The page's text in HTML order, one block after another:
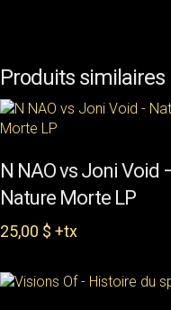
Produits similaires
N NAO vs Joni Void
Nature Morte LP
25,00 $ +tx